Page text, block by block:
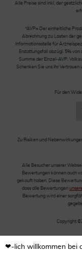
Alle Preise sind inkl. der
*AVP= Der einheitliche
Abrechnung zu Lasten der
Informationsstelle für
Erstattungsfall abzügl. 5%
Summe der Einzel-AVP.
Schenken Sie uns Ihr
Für den
Zu Risiken und
Alle Besucher unserer
Bewertungen können auch
gekauft haben. Diese
dass alle Bewertungen
Bewertung wird einer
Copyright
❤-lich willkommen bei